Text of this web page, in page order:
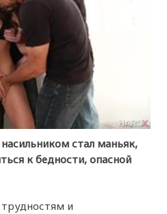
стал маньяк,
к бедности, опасной
и